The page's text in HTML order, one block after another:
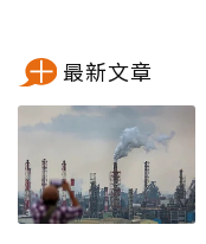
最新文章